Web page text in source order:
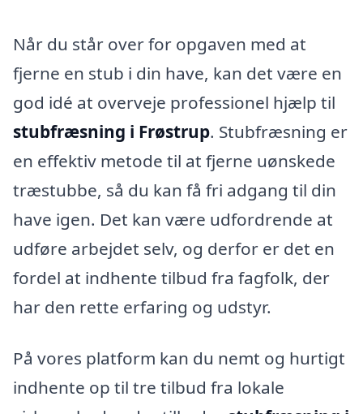
Når du står over for opgaven med at
fjerne en stub i din have, kan det være en
god idé at overveje professionel hjælp til
stubfræsning i Frøstrup. Stubfræsning er
en effektiv metode til at fjerne uønskede
træstubbe, så du kan få fri adgang til din
have igen. Det kan være udfordrende at
udføre arbejdet selv, og derfor er det en
fordel at indhente tilbud fra fagfolk, der
har den rette erfaring og udstyr.
På vores platform kan du nemt og hurtigt
indhente op til tre tilbud fra lokale